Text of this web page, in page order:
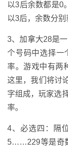
以3后余数都是0
以3后，余数分别
3、加拿大28是
个号码中选择一
率。游戏中有两
这里，我们将讨
字组成，玩家选
率。
4、必选四：隔
5……229等是奇